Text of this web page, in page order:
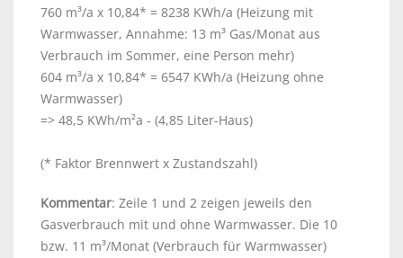
760 m³/a x 10,84* = 8238 KWh/a (Heizung mit
Warmwasser, Annahme: 13 m³ Gas/Monat aus
Verbrauch im Sommer, eine Person mehr)
604 m³/a x 10,84* = 6547 KWh/a (Heizung ohne
Warmwasser)
=> 48,5 KWh/m²a - (4,85 Liter-Haus)
(* Faktor Brennwert x Zustandszahl)
Kommentar: Zeile 1 und 2 zeigen jeweils den
Gasverbrauch mit und ohne Warmwasser. Die 10
bzw. 11 m³/Monat (Verbrauch für Warmwasser)